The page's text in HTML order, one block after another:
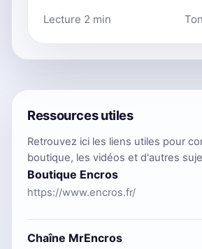
Lecture 2 min
Ressources utiles
Retrouvez ici les liens utiles pour
boutique, les vidéos et d'autres
Boutique Encros
https://www.encros.fr/
Chaîne MrEncros